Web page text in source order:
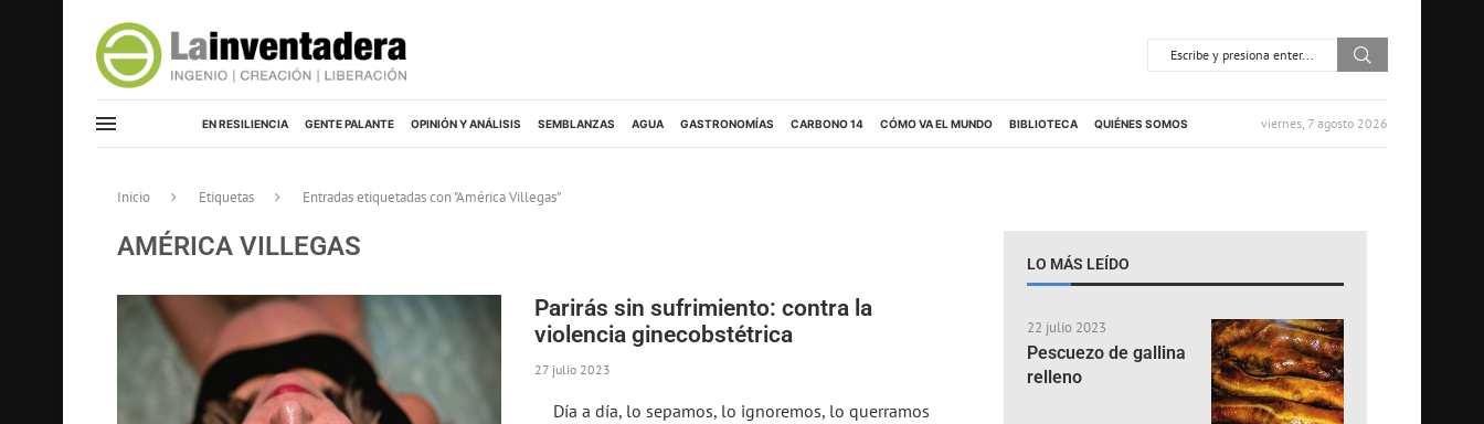
EN RESILIENCIA GENTE PALANTE OPINIÓN Y ANÁLISIS SEMBLANZAS AGUA GASTRONOMÍAS CARBONO 14 CÓMO VA EL MUNDO BIBLIOTECA QUIÉNES SOMOS viernes, 7 agosto 2026
Inicio Etiquetas Entradas etiquetadas con "América Villegas"
AMÉRICA VILLEGAS
Parirás sin sufrimiento: contra la
violencia ginecobstétrica
27 julio 2023
Día a día, lo sepamos, lo ignoremos, lo querramos
LO MÁS LEÍDO
22 julio 2023
Pescuezo de gallina
relleno